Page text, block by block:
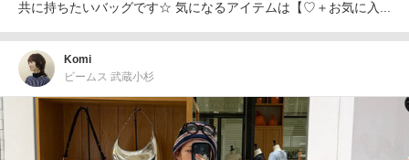
共に持ちたいバッグです☆ 気になるアイテムは【♡＋お気に入...
Komi
ビームス 武蔵小杉